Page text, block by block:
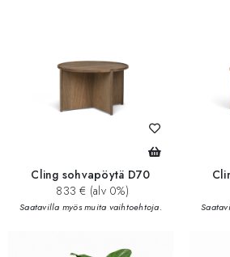
Cling sohvapöytä D70
833 € (alv 0%)
Saatavilla myös muita vaihtoehtoja.